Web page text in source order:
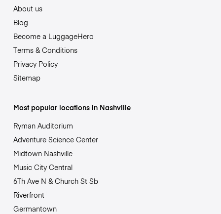
About us
Blog
Become a LuggageHero
Terms & Conditions
Privacy Policy
Sitemap
Most popular locations in Nashville
Ryman Auditorium
Adventure Science Center
Midtown Nashville
Music City Central
6Th Ave N & Church St Sb
Riverfront
Germantown